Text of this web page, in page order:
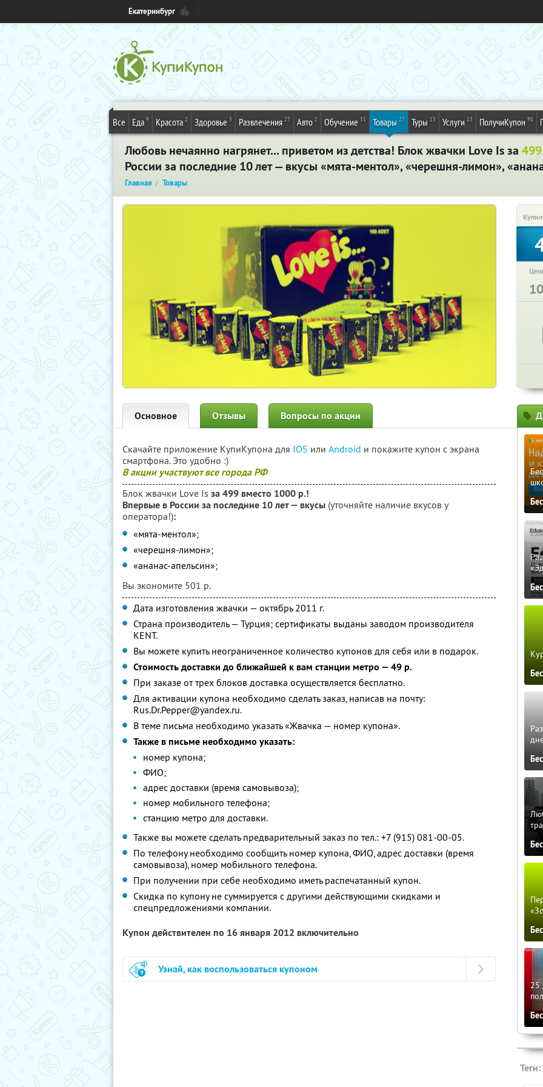
Екатеринбург
Все Еда 9 Красота 2 Здоровье 3 Развлечения 27 Авто 2 Обучение 31 Товары 27 Туры 13 Услуги 13 ПолучиКупон 90
Любовь нечаянно нагрянет... приветом из детства! Блок жвачки Love Is за
России за последние 10 лет — вкусы «мята-ментол», «черешня-лимон»,
Главная Товары
Основное Отзывы Вопросы по акции
Скачайте приложение КупиКупона для IOS или Android и покажите купон с экрана
смартфона. Это удобно :)
В акции участвуют все города РФ
Блок жвачки Love Is за 499 вместо 1000 р.!
Впервые в России за последние 10 лет — вкусы (уточняйте наличие вкусов у
оператора!):
«мята-ментол»;
«черешня-лимон»;
«ананас-апельсин»;
Вы экономите 501 р.
Дата изготовления жвачки — октябрь 2011 г.
Страна производитель — Турция; сертификаты выданы заводом производителя
KENT.
Вы можете купить неограниченное количество купонов для себя или в подарок.
Стоимость доставки до ближайшей к вам станции метро — 49 р.
При заказе от трех блоков доставка осуществляется бесплатно.
Для активации купона необходимо сделать заказ, написав на почту:
Rus.Dr.Pepper@yandex.ru.
В теме письма необходимо указать «Жвачка — номер купона».
Также в письме необходимо указать:
номер купона;
ФИО;
адрес доставки (время самовывоза);
номер мобильного телефона;
станцию метро для доставки.
Также вы можете сделать предварительный заказ по тел.: +7 (915) 081-00-05.
По телефону необходимо сообщить номер купона, ФИО, адрес доставки (время
самовывоза), номер мобильного телефона.
При получении при себе необходимо иметь распечатанный купон.
Скидка по купону не суммируется с другими действующими скидками и
спецпредложениями компании.
Купон действителен по 16 января 2012 включительно
Узнай, как воспользоваться купоном
25
Теги: